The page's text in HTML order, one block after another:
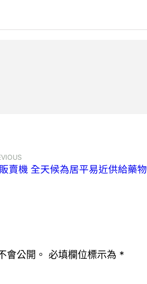
賣機 全天候為居平易近供給藥物
會公開。 必填欄位標示為 *